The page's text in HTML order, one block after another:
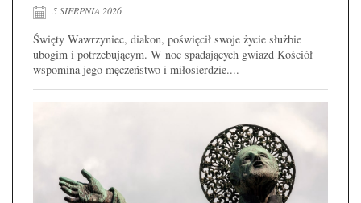
5 SIERPNIA 2026
Święty Wawrzyniec, diakon, poświęcił swoje życie służbie
ubogim i potrzebującym. W noc spadających gwiazd Kościół
wspomina jego męczeństwo i miłosierdzie....